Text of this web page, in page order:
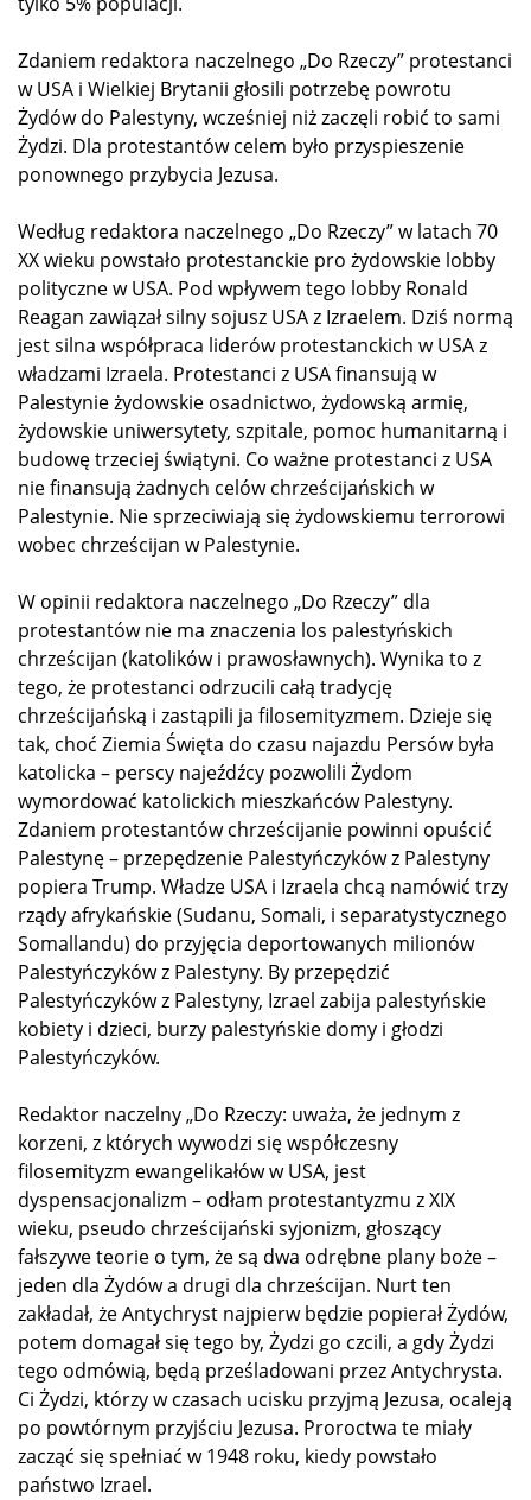
Zdaniem redaktora naczelnego „Do Rzeczy” protestanci
w USA i Wielkiej Brytanii głosili potrzebę powrotu
Żydów do Palestyny, wcześniej niż zaczęli robić to sami
Żydzi. Dla protestantów celem było przyspieszenie
ponownego przybycia Jezusa.
Według redaktora naczelnego „Do Rzeczy” w latach 70
XX wieku powstało protestanckie pro żydowskie lobby
polityczne w USA. Pod wpływem tego lobby Ronald
Reagan zawiązał silny sojusz USA z Izraelem. Dziś normą
jest silna współpraca liderów protestanckich w USA z
władzami Izraela. Protestanci z USA finansują w
Palestynie żydowskie osadnictwo, żydowską armię,
żydowskie uniwersytety, szpitale, pomoc humanitarną i
budowę trzeciej świątyni. Co ważne protestanci z USA
nie finansują żadnych celów chrześcijańskich w
Palestynie. Nie sprzeciwiają się żydowskiemu terrorowi
wobec chrześcijan w Palestynie.
W opinii redaktora naczelnego „Do Rzeczy” dla
protestantów nie ma znaczenia los palestyńskich
chrześcijan (katolików i prawosławnych). Wynika to z
tego, że protestanci odrzucili całą tradycję
chrześcijańską i zastąpili ja filosemityzmem. Dzieje się
tak, choć Ziemia Święta do czasu najazdu Persów była
katolicka – perscy najeźdźcy pozwolili Żydom
wymordować katolickich mieszkańców Palestyny.
Zdaniem protestantów chrześcijanie powinni opuścić
Palestynę – przepędzenie Palestyńczyków z Palestyny
popiera Trump. Władze USA i Izraela chcą namówić trzy
rządy afrykańskie (Sudanu, Somali, i separatystycznego
Somallandu) do przyjęcia deportowanych milionów
Palestyńczyków z Palestyny. By przepędzić
Palestyńczyków z Palestyny, Izrael zabija palestyńskie
kobiety i dzieci, burzy palestyńskie domy i głodzi
Palestyńczyków.
Redaktor naczelny „Do Rzeczy: uważa, że jednym z
korzeni, z których wywodzi się współczesny
filosemityzm ewangelikałów w USA, jest
dyspensacjonalizm – odłam protestantyzmu z XIX
wieku, pseudo chrześcijański syjonizm, głoszący
fałszywe teorie o tym, że są dwa odrębne plany boże –
jeden dla Żydów a drugi dla chrześcijan. Nurt ten
zakładał, że Antychryst najpierw będzie popierał Żydów,
potem domagał się tego by, Żydzi go czcili, a gdy Żydzi
tego odmówią, będą prześladowani przez Antychrysta.
Ci Żydzi, którzy w czasach ucisku przyjmą Jezusa, ocaleją
po powtórnym przyjściu Jezusa. Proroctwa te miały
zacząć się spełniać w 1948 roku, kiedy powstało
państwo Izrael.